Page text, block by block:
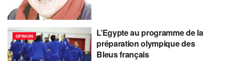
OPINION
L’Egypte au programme de la
préparation olympique des
Bleus français